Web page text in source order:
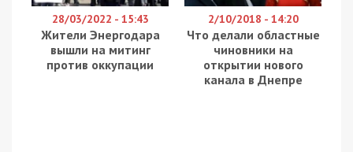
28/03/2022 - 15:43
Жители Энергодара
вышли на митинг
против оккупации
2/10/2018 - 14:20
Что делали областные
чиновники на
открытии нового
канала в Днепре